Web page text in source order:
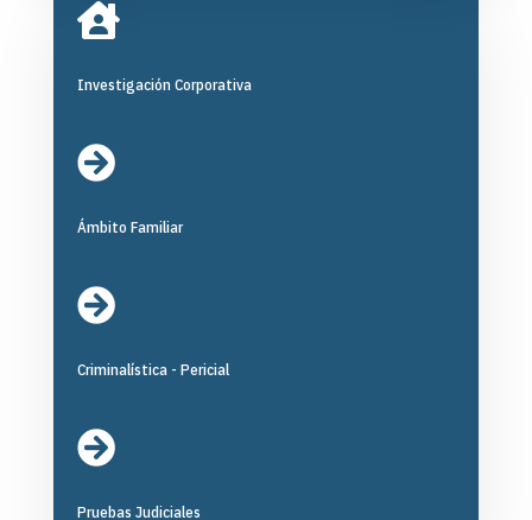

Investigación Corporativa

Ámbito Familiar

Criminalística - Pericial

Pruebas Judiciales